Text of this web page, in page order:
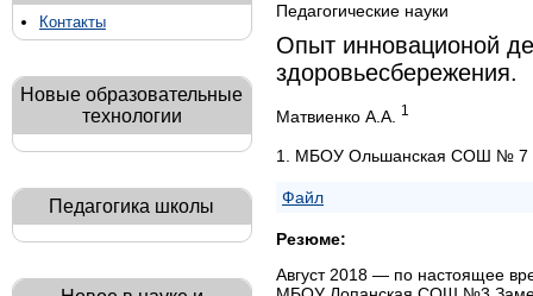
Контакты
Новые образовательные
технологии
Педагогика школы
Педагогические науки
Опыт инновационой
здоровьесбережения.
Матвиенко А.А. 1
1. МБОУ Ольшанская СОШ № 7
Файл
Резюме:
Август 2018 — по настоящее